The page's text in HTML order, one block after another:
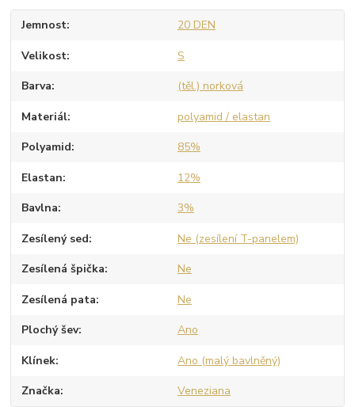
Jemnost 20 DEN
Velikost S
Barva (těl.) norková
Materiál polyamid / elastan
Polyamid 85%
Elastan 12%
Bavlna 3%
Zesílený sed Ne (zesílení T-panelem)
Zesílená špička Ne
Zesílená pata Ne
Plochý šev Ano
Klínek Ano (malý bavlněný)
Značka Veneziana